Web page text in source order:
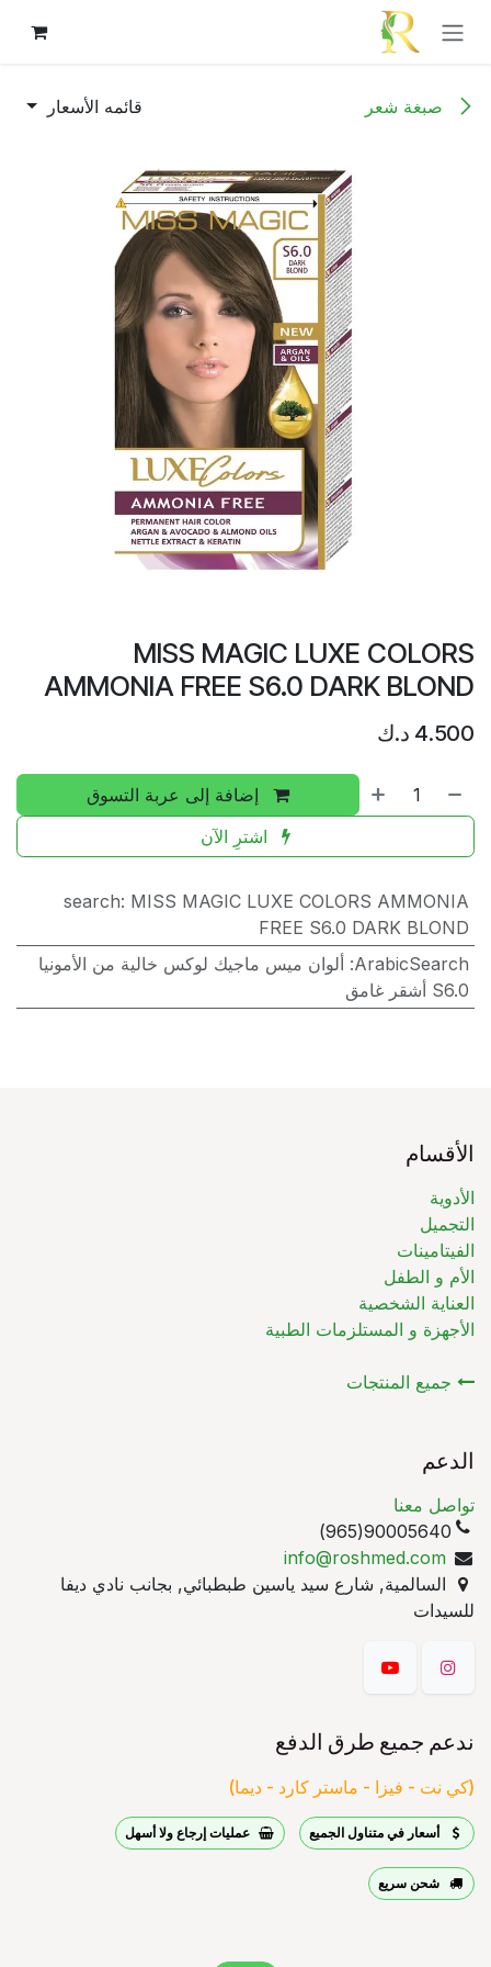
تخطي للذهاب إلى المحتوى
صبغة شعر قائمه الأسعار
MISS MAGIC LUXE COLORS
AMMONIA FREE S6.0 DARK BLOND
4.500 د.ك
إضافة إلى عربة التسوق
اشترِ الآن
search: MISS MAGIC LUXE COLORS AMMONIA
FREE S6.0 DARK BLOND
ArabicSearch
: ألوان ميس ماجيك لوكس خالية من الأمونيا
S6.0 أشقر غامق
الأقسام
الأدوية
التجميل
الفيتامينات
الأم و الطفل
العناية الشخصية
الأجهزة و المستلزمات الطبية
جميع المنتجات
الدعم
تواصل معنا
90005640(965)
info@roshmed.com
السالمية, شارع سيد ياسين طبطبائي, بجانب نادي ديفا
للسيدات
ندعم جميع طرق الدفع
(كي نت - فيزا - ماستر كارد - ديما)
أسعار في متناول الجميع عمليات إرجاع ولا أسهل
شحن سريع